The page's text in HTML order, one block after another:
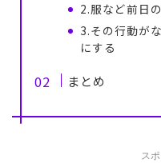
2.服など前日
3.その行動が
にする
まとめ
ス